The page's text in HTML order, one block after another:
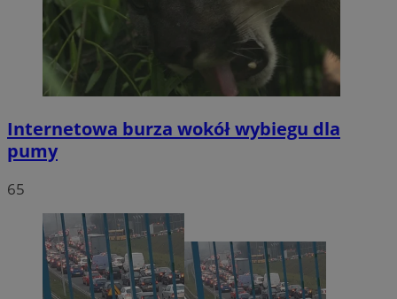
Internetowa burza wokół wybiegu dla
pumy
65